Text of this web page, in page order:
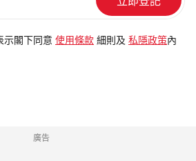
示閣下同意 使用條款 細則及 私隱政策 內
廣告